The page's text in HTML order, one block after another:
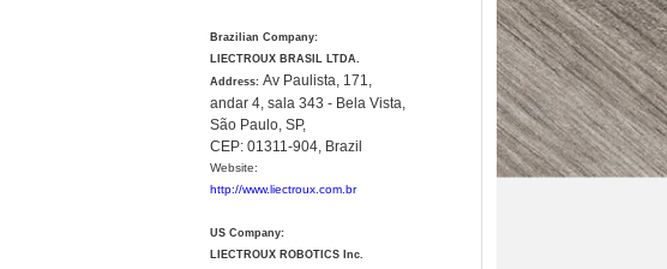
Brazilian Company:
LIECTROUX BRASIL LTDA.
Address: Av Paulista, 171,
andar 4, sala 343 - Bela Vista,
São Paulo, SP,
CEP: 01311-904, Brazil
Website:
http://www.liectroux.com.br
US Company:
LIECTROUX ROBOTICS Inc.